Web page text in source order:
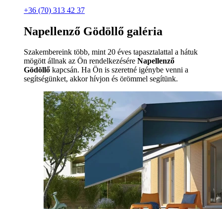
+36 (70) 313 42 37
Napellenző Gödöllő galéria
Szakembereink több, mint 20 éves tapasztalattal a hátuk
mögött állnak az Ön rendelkezésére Napellenző
Gödöllő kapcsán. Ha Ön is szeretné igénybe venni a
segítségünket, akkor hívjon és örömmel segítünk.